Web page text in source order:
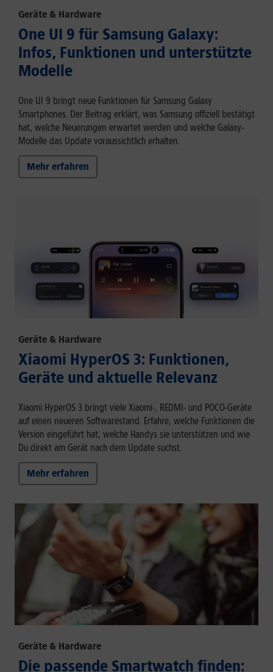
Geräte & Hardware
One UI 9 für Samsung Galaxy:
Infos, Funktionen und unterstützte
Modelle
One UI 9 bringt neue Funktionen für Samsung Galaxy
Smartphones. Der Beitrag erklärt, was Samsung offiziell bestätigt
hat, welche Neuerungen erwartet werden und welche Galaxy-
Modelle das Update voraussichtlich erhalten.
Mehr erfahren
Geräte & Hardware
Xiaomi HyperOS 3: Funktionen,
Geräte und aktuelle Relevanz
Xiaomi HyperOS 3 bringt viele Xiaomi-, REDMI- und POCO-Geräte
auf einen neueren Softwarestand. Erfahre, welche Funktionen die
Version eingeführt hat, welche Handys sie unterstützen und wie
Du direkt am Gerät nach dem Update suchst.
Mehr erfahren
Geräte & Hardware
Die passende Smartwatch finden: